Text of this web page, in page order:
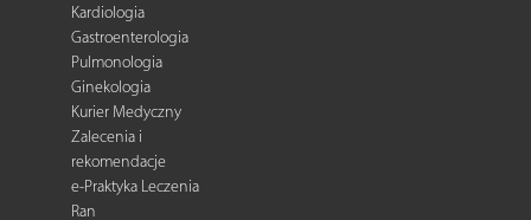
Kardiologia
Gastroenterologia
Pulmonologia
Ginekologia
Kurier Medyczny
Zalecenia i
rekomendacje
e-Praktyka Leczenia
Ran